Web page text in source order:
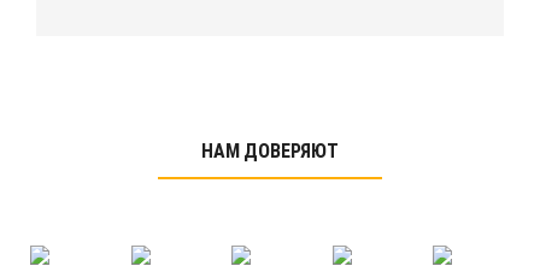
НАМ ДОВЕРЯЮТ